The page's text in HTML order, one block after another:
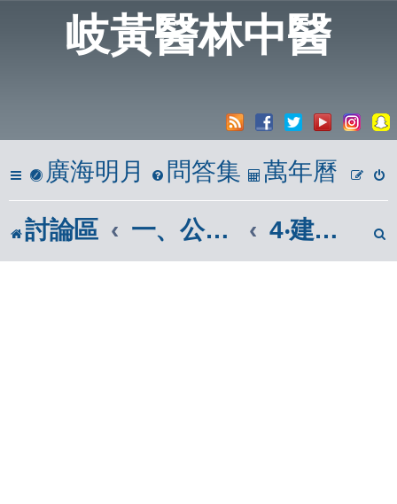
岐黃醫林中醫
廣海明月 問答集 萬年曆
討論區 一、公開亭 4‧建議區(問題反映)